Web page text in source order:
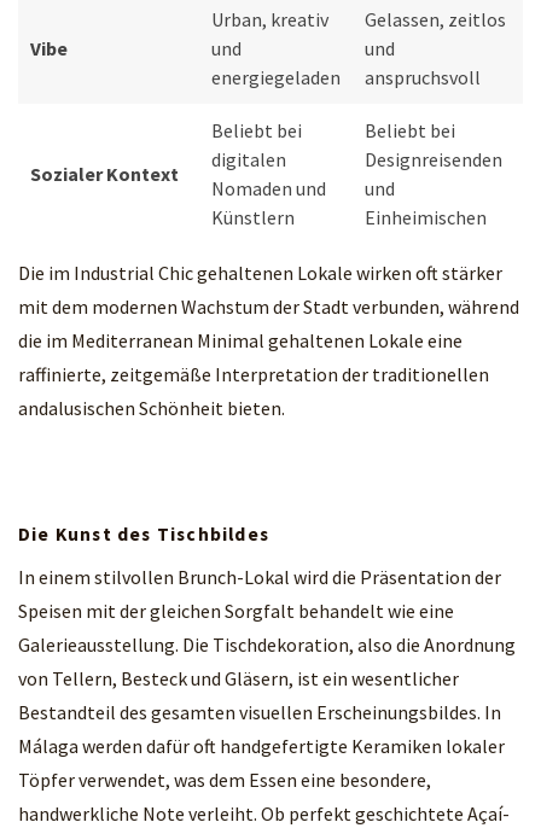
Vibe
Urban, kreativ
und
energiegeladen
Gelassen, zeitlos
und
anspruchsvoll
Sozialer Kontext
Beliebt bei
digitalen
Nomaden und
Künstlern
Beliebt bei
Designreisenden
und
Einheimischen
Die im Industrial Chic gehaltenen Lokale wirken oft stärker
mit dem modernen Wachstum der Stadt verbunden, während
die im Mediterranean Minimal gehaltenen Lokale eine
raffinierte, zeitgemäße Interpretation der traditionellen
andalusischen Schönheit bieten.
Die Kunst des Tischbildes
In einem stilvollen Brunch-Lokal wird die Präsentation der
Speisen mit der gleichen Sorgfalt behandelt wie eine
Galerieausstellung. Die Tischdekoration, also die Anordnung
von Tellern, Besteck und Gläsern, ist ein wesentlicher
Bestandteil des gesamten visuellen Erscheinungsbildes. In
Málaga werden dafür oft handgefertigte Keramiken lokaler
Töpfer verwendet, was dem Essen eine besondere,
handwerkliche Note verleiht. Ob perfekt geschichtete Açaí-